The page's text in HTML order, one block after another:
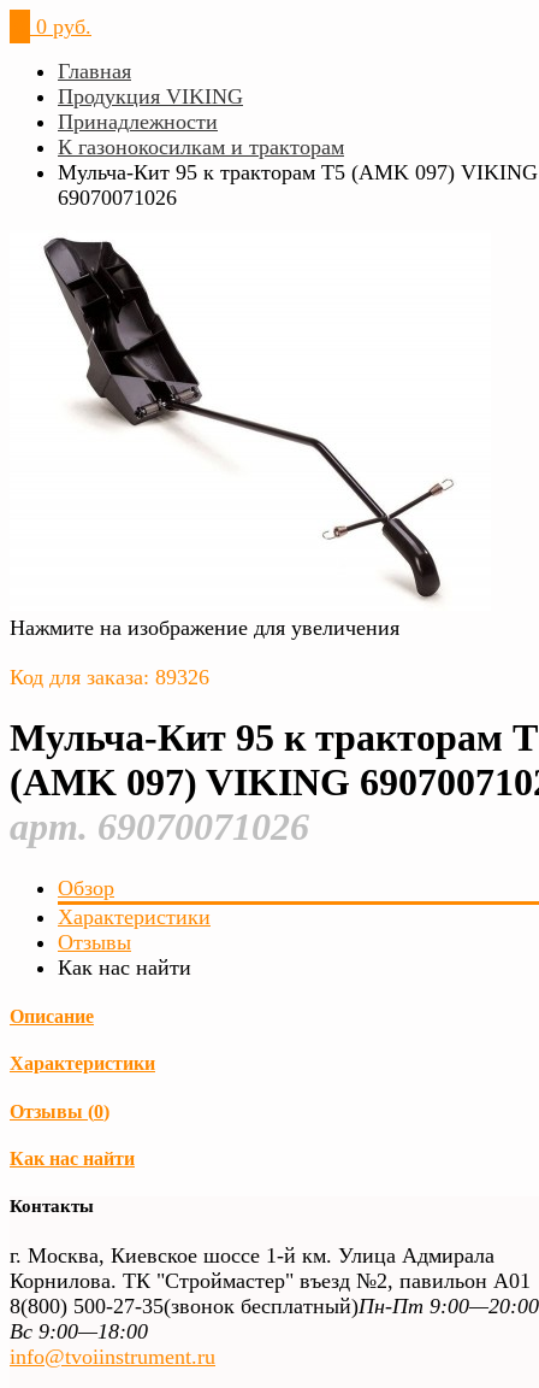
0 руб.
Главная
Продукция VIKING
Принадлежности
К газонокосилкам и тракторам
Мульча-Кит 95 к тракторам T5 (AMK 097) VIKING
69070071026
Нажмите на изображение для увеличения
Код для заказа: 89326
Мульча-Кит 95 к тракторам
(AMK 097) VIKING
арт. 69070071026
Обзор
Характеристики
Отзывы
Как нас найти
Описание
Характеристики
Отзывы (0)
Как нас найти
Контакты
г. Москва, Киевское шоссе 1-й км. Улица Адмирала
Корнилова. ТК "Строймастер" въезд №2, павильон А01
8(800) 500-27-35(звонок бесплатный)Пн-Пт
Вс 9:00—18:00
info@tvoiinstrument.ru